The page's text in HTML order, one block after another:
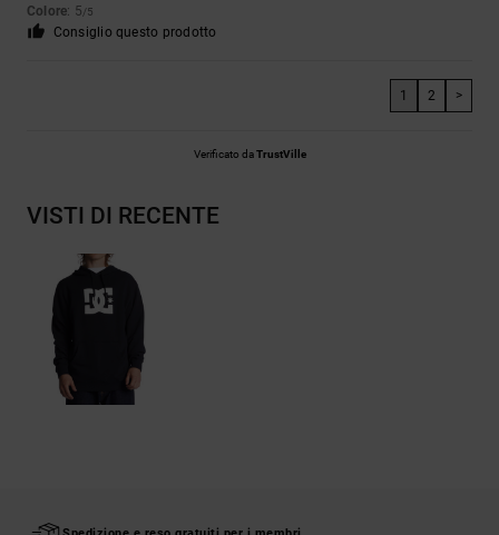
Colore: 5/5
Consiglio questo prodotto
1 2 >
Verificato daTrustVille
VISTI DI RECENTE